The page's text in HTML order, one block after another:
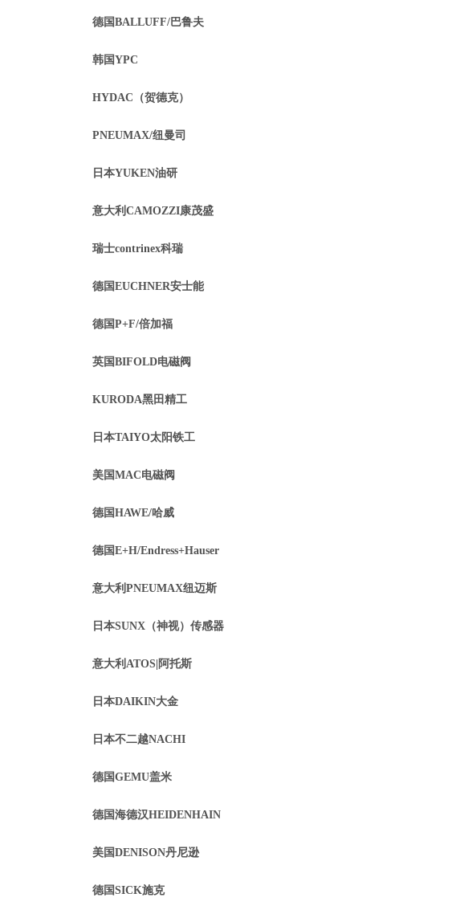
德国BALLUFF/巴鲁夫
韩国YPC
HYDAC（贺德克）
PNEUMAX/纽曼司
日本YUKEN油研
意大利CAMOZZI康茂盛
瑞士contrinex科瑞
德国EUCHNER安士能
德国P+F/倍加福
英国BIFOLD电磁阀
KURODA黑田精工
日本TAIYO太阳铁工
美国MAC电磁阀
德国HAWE/哈威
德国E+H/Endress+Hauser
意大利PNEUMAX纽迈斯
日本SUNX（神视）传感器
意大利ATOS|阿托斯
日本DAIKIN大金
日本不二越NACHI
德国GEMU盖米
德国海德汉HEIDENHAIN
美国DENISON丹尼逊
德国SICK施克